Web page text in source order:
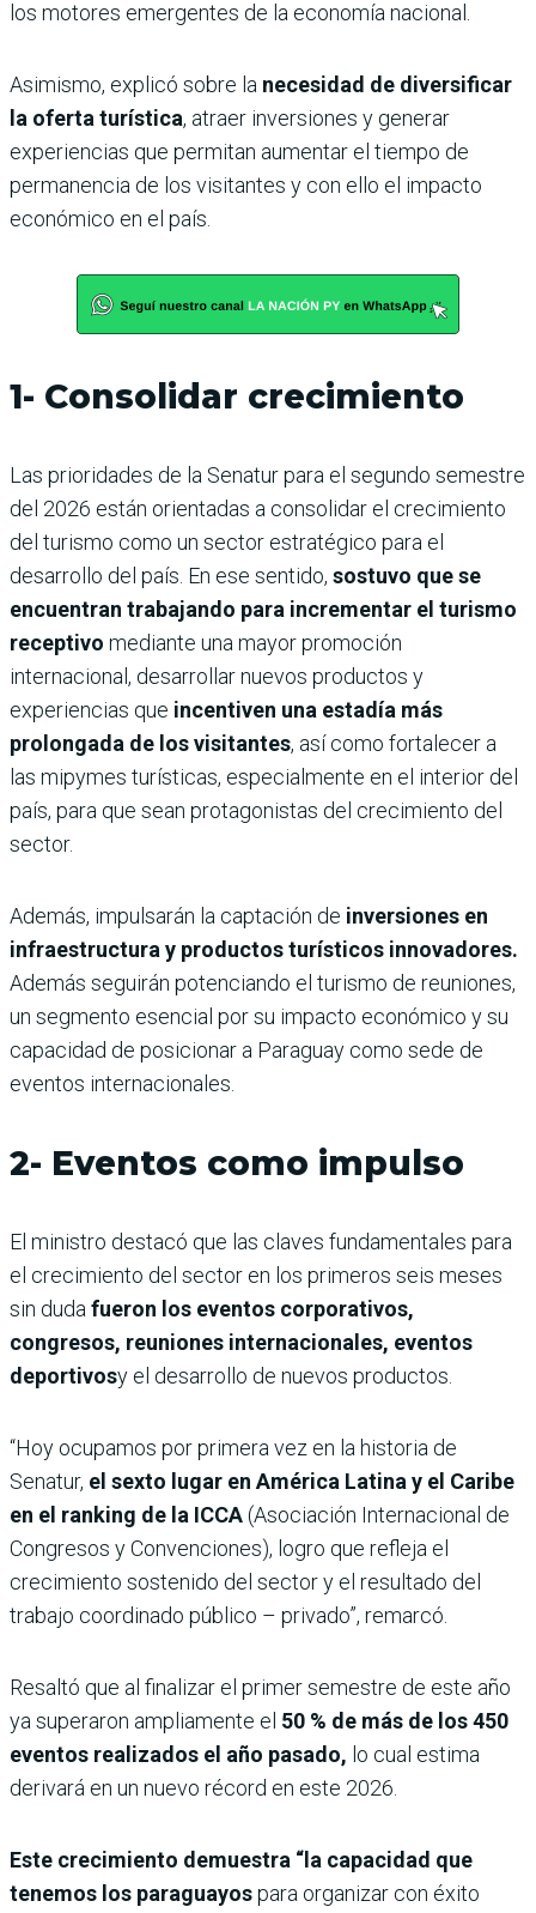
los motores emergentes de la economía nacional.
Asimismo, explicó sobre la necesidad de diversificar
la oferta turística, atraer inversiones y generar
experiencias que permitan aumentar el tiempo de
permanencia de los visitantes y con ello el impacto
económico en el país.
1- Consolidar crecimiento
Las prioridades de la Senatur para el segundo semestre
del 2026 están orientadas a consolidar el crecimiento
del turismo como un sector estratégico para el
desarrollo del país. En ese sentido, sostuvo que se
encuentran trabajando para incrementar el turismo
receptivo mediante una mayor promoción
internacional, desarrollar nuevos productos y
experiencias que incentiven una estadía más
prolongada de los visitantes, así como fortalecer a
las mipymes turísticas, especialmente en el interior del
país, para que sean protagonistas del crecimiento del
sector.
Además, impulsarán la captación de inversiones en
infraestructura y productos turísticos innovadores.
Además seguirán potenciando el turismo de reuniones,
un segmento esencial por su impacto económico y su
capacidad de posicionar a Paraguay como sede de
eventos internacionales.
2- Eventos como impulso
El ministro destacó que las claves fundamentales para
el crecimiento del sector en los primeros seis meses
sin dudafueron los eventos corporativos,
congresos, reuniones internacionales, eventos
deportivosy el desarrollo de nuevos productos.
“Hoy ocupamos por primera vez en la historia de
Senatur, el sexto lugar en América Latina y el Caribe
en el ranking de la ICCA(Asociación Internacional de
Congresos y Convenciones), logro que refleja el
crecimiento sostenido del sector y el resultado del
trabajo coordinado público – privado”, remarcó.
Resaltó que al finalizar el primer semestre de este año
ya superaron ampliamente el 50 % de más de los 450
eventos realizados el año pasado, lo cual estima
derivará en un nuevo récord en este 2026.
Este crecimiento demuestra “la capacidad que
tenemos los paraguayospara organizar con éxito